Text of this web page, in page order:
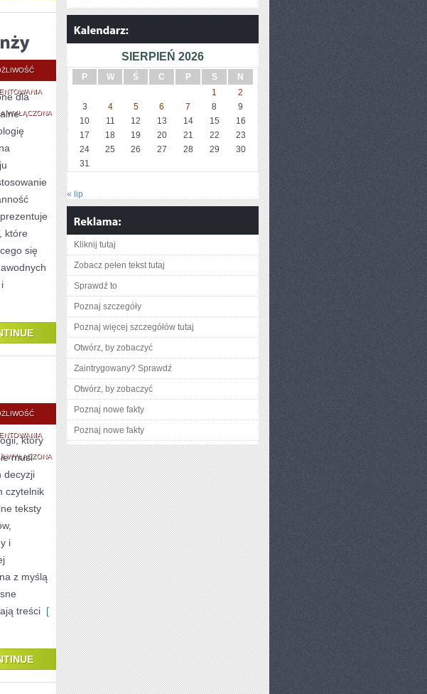
WYZWANIA
I
PROBLEMY
BRANŻY
WYŁĄCZONA
dla
które
się
RECYKLING
I
UPCYKLING
WYŁĄCZONA
który
musi
decyzji
czytelnik
teksty
i
z myślą
treści [
SIERPIEŃ 2026
P W Ś C P S
N
1
2
3
4 5 6 7 8
9
10
11 12 13 14 15
16
17
18 19 20 21 22
23
24
25 26 27 28 29
30
31
« lip
Kliknij tutaj
Zobacz pełen tekst tutaj
Sprawdź to
Poznaj szczegóły
Poznaj więcej szczegółów tutaj
Otwórz, by zobaczyć
Zaintrygowany? Sprawdź
Otwórz, by zobaczyć
Poznaj nowe fakty
Poznaj nowe fakty